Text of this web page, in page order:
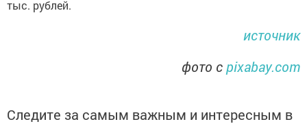
тыс. рублей.
источник
фото сpixabay.com
Следите за самым важным и интересным в